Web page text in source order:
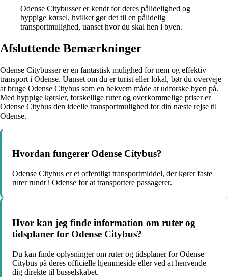
Odense Citybusser er kendt for deres pålidelighed og
hyppige kørsel, hvilket gør det til en pålidelig
transportmulighed, uanset hvor du skal hen i byen.
Afsluttende Bemærkninger
Odense Citybusser er en fantastisk mulighed for nem og effektiv
transport i Odense. Uanset om du er turist eller lokal, bør du overveje
at bruge Odense Citybus som en bekvem måde at udforske byen på.
Med hyppige kørsler, forskellige ruter og overkommelige priser er
Odense Citybus den ideelle transportmulighed for din næste rejse til
Odense.
Hvordan fungerer Odense Citybus?
Odense Citybus er et offentligt transportmiddel, der kører faste
ruter rundt i Odense for at transportere passagerer.
Hvor kan jeg finde information om ruter og
tidsplaner for Odense Citybus?
Du kan finde oplysninger om ruter og tidsplaner for Odense
Citybus på deres officielle hjemmeside eller ved at henvende
dig direkte til busselskabet.